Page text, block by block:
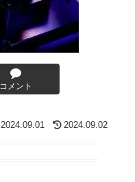
コメント
2024.09.01 2024.09.02